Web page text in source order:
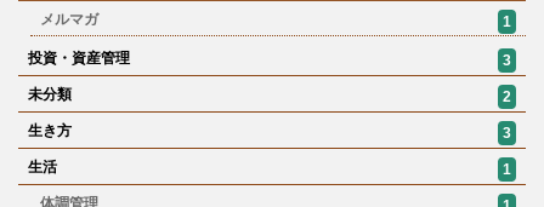
メルマガ
1
投資・資産管理
3
未分類
2
生き方
3
生活
1
体調管理